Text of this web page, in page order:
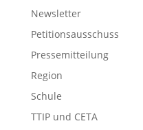
Newsletter
Petitionsausschuss
Pressemitteilung
Region
Schule
TTIP und CETA